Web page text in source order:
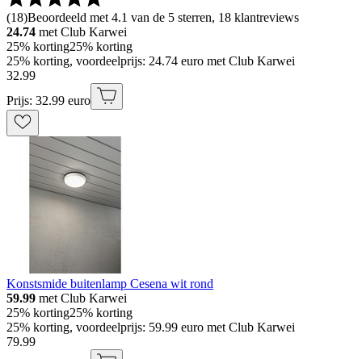
(18)Beoordeeld met 4.1 van de 5 sterren, 18 klantreviews
24.74 met Club Karwei
25% korting25% korting
25% korting, voordeelprijs: 24.74 euro met Club Karwei
32.99
Prijs: 32.99 euro
Konstsmide buitenlamp Cesena wit rond
59.99 met Club Karwei
25% korting25% korting
25% korting, voordeelprijs: 59.99 euro met Club Karwei
79.99